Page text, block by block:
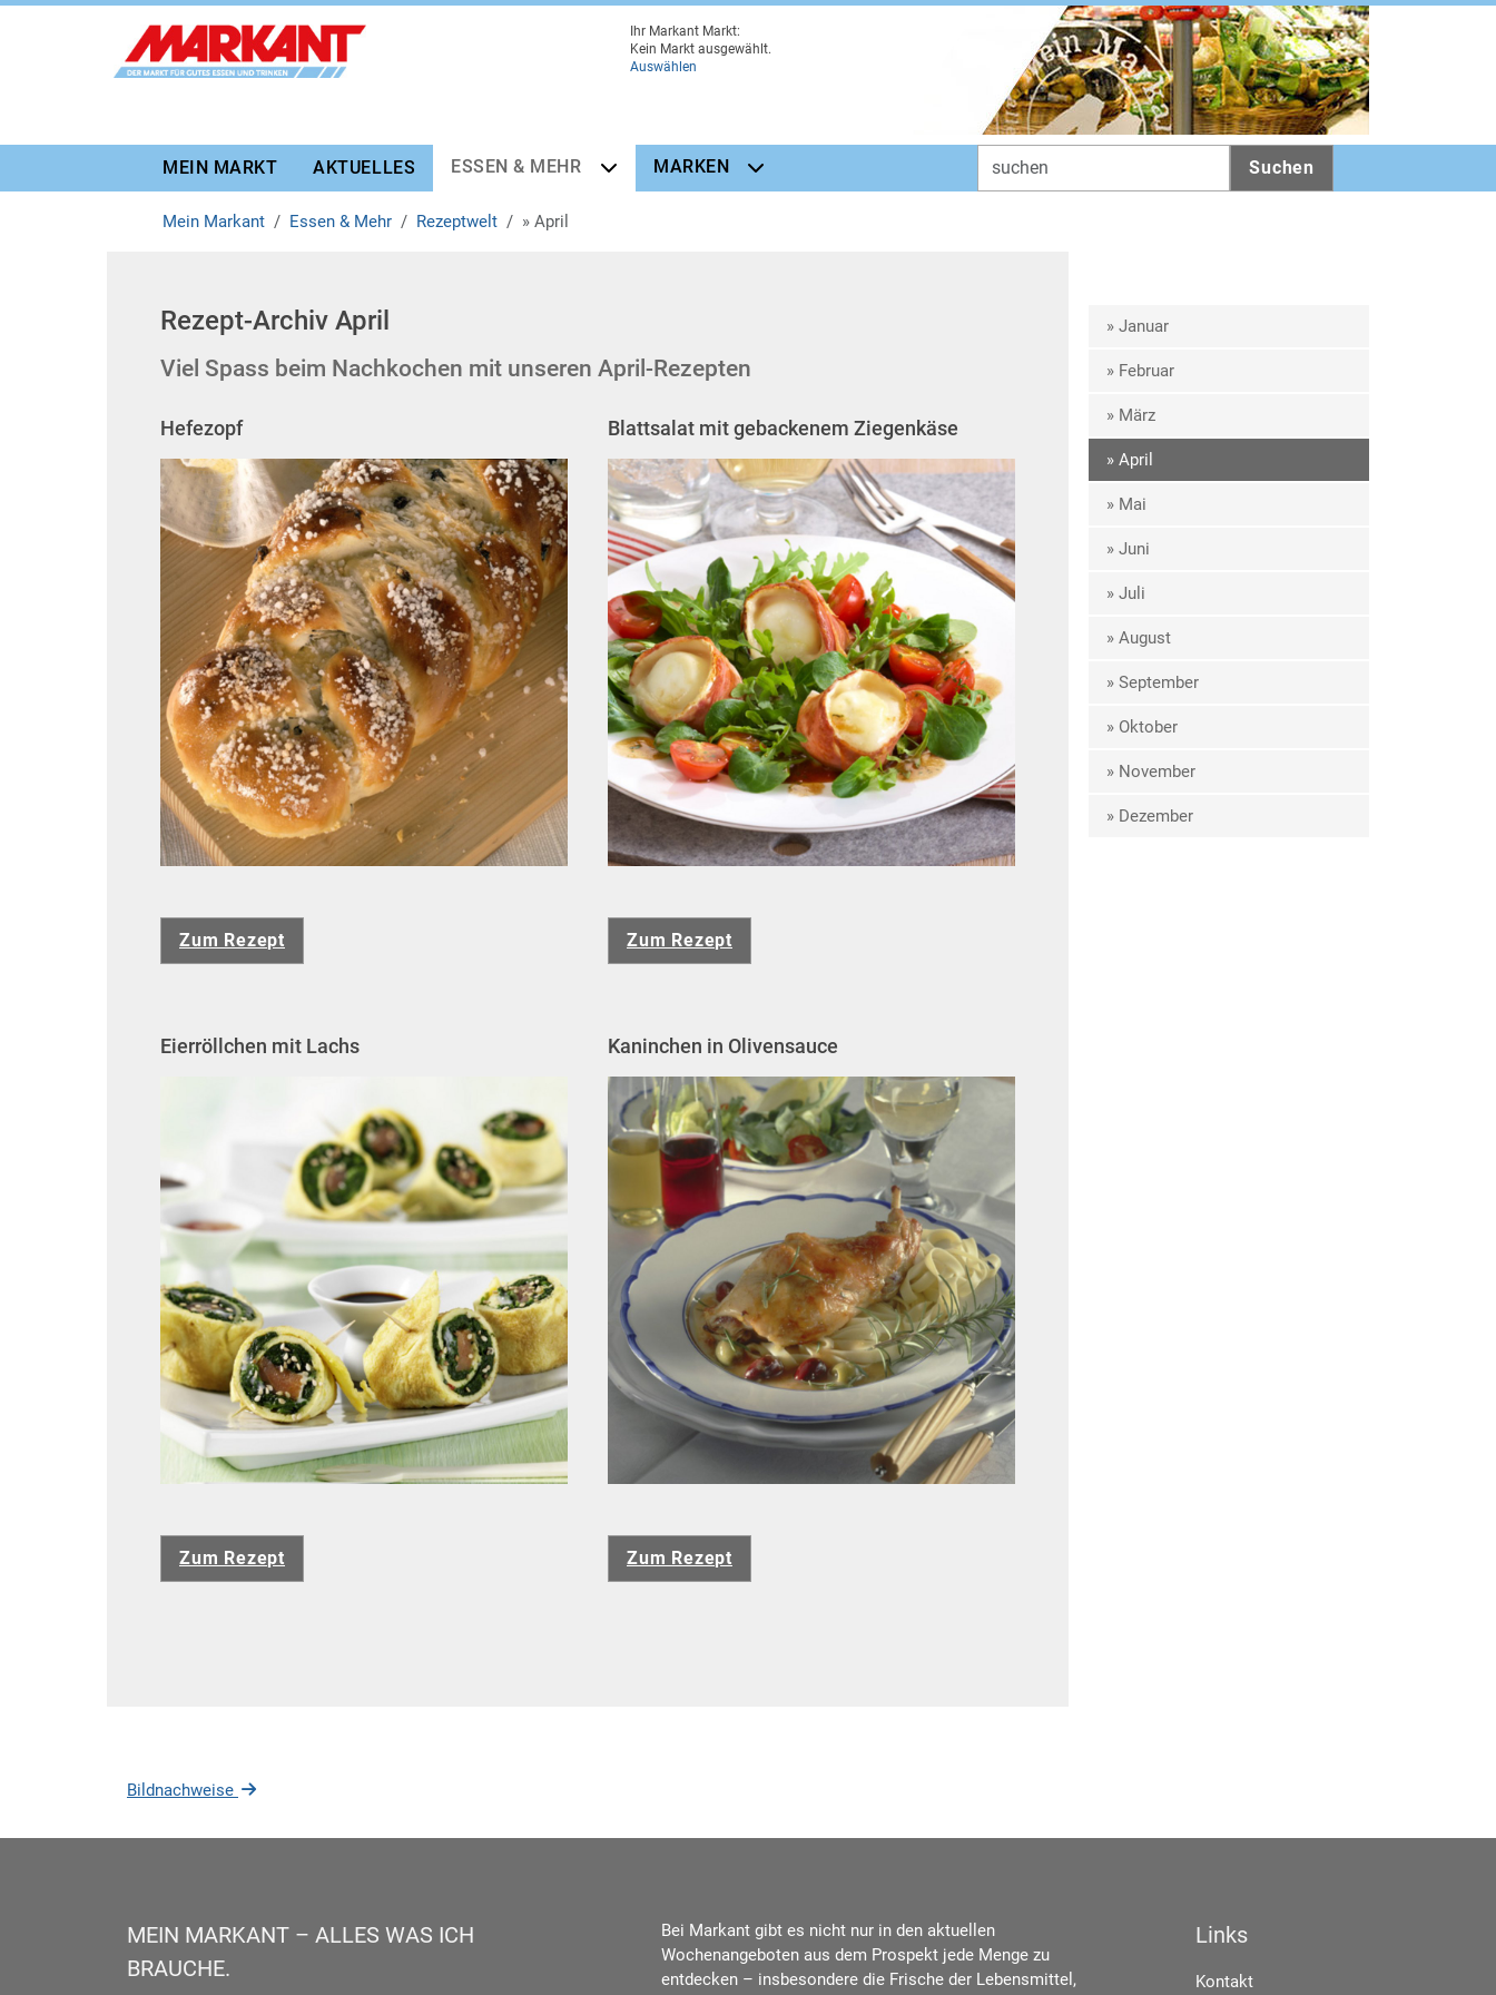
Zur Marktauswahl
Zur Hauptnavigation
Zum Hauptinhalt
Zum Fussbereich
Ihr Markant Markt:
Kein Markt ausgewählt.
Auswählen
MEIN MARKT AKTUELLES ESSEN & MEHR MARKEN Suchen
Mein Markant Essen & Mehr Rezeptwelt » April
» Januar
» Februar
» März
» April
» Mai
» Juni
» Juli
» August
» September
» Oktober
» November
» Dezember
Rezept-Archiv April
Viel Spass beim Nachkochen mit unseren April-Rezepten
Hefezopf
Zum Rezept
Blattsalat mit gebackenem Ziegenkäse
Zum Rezept
Eierröllchen mit Lachs
Zum Rezept
Kaninchen in Olivensauce
Zum Rezept
Bildnachweise
MEIN MARKANT – ALLES WAS ICH
BRAUCHE.
Bei Markant gibt es nicht nur in den aktuellen
Wochenangeboten aus dem Prospekt jede Menge zu
entdecken – insbesondere die Frische der Lebensmittel,
Links
Kontakt